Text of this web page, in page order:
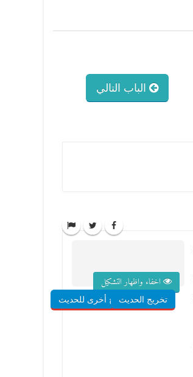
الباب التالي
اخفاء واظهار التشكيل
تخريج الحديثشروح أخرى للحديث